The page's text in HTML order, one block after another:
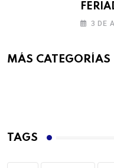
3 DE
MÁS CATEGORÍAS
TAGS